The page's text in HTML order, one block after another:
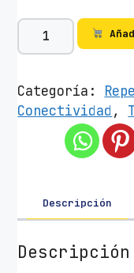
R
e
e
t
n
a
Categoría:
Conectividad ,
Descripción
Descripción